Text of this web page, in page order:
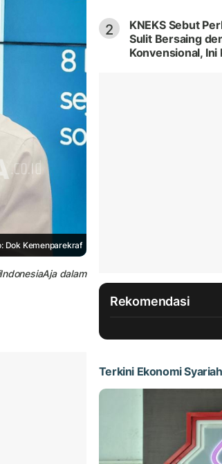
Dok Kemenparekraf
dalam
2
KNEKS Sebut
Sulit Bersaing
Konvensional, Ini
Rekomendasi
Terkini Ekonomi Syariah